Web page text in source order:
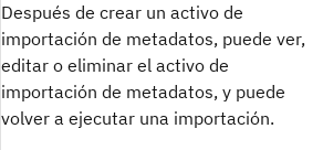
Después de crear un activo de
importación de metadatos, puede ver,
editar o eliminar el activo de
importación de metadatos, y puede
volver a ejecutar una importación.